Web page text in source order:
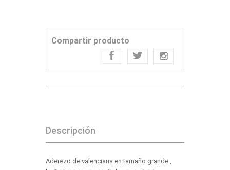
Compartir producto
Descripción
Aderezo de valenciana en tamaño grande ,